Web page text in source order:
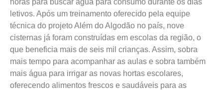
letivos. Após um treinamento oferecido pela equipe
técnica do projeto Além do Algodão no país, nove
cisternas já foram construídas em escolas da região, o
que beneficia mais de seis mil crianças. Assim, sobra
mais tempo para acompanhar as aulas e sobra também
mais água para irrigar as novas hortas escolares,
oferecendo alimentos frescos e saudáveis para as